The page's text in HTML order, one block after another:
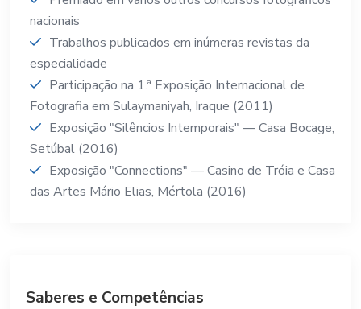
nacionais
Trabalhos publicados em inúmeras revistas da
especialidade
Participação na 1.ª Exposição Internacional de
Fotografia em Sulaymaniyah, Iraque (2011)
Exposição "Silêncios Intemporais" — Casa Bocage,
Setúbal (2016)
Exposição "Connections" — Casino de Tróia e Casa
das Artes Mário Elias, Mértola (2016)
Saberes e Competências